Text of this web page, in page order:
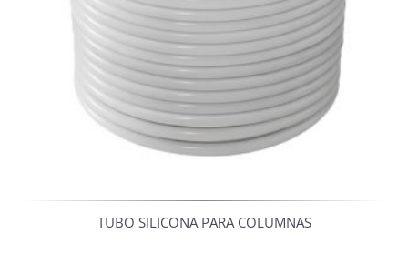
TUBO SILICONA PARA COLUMNAS